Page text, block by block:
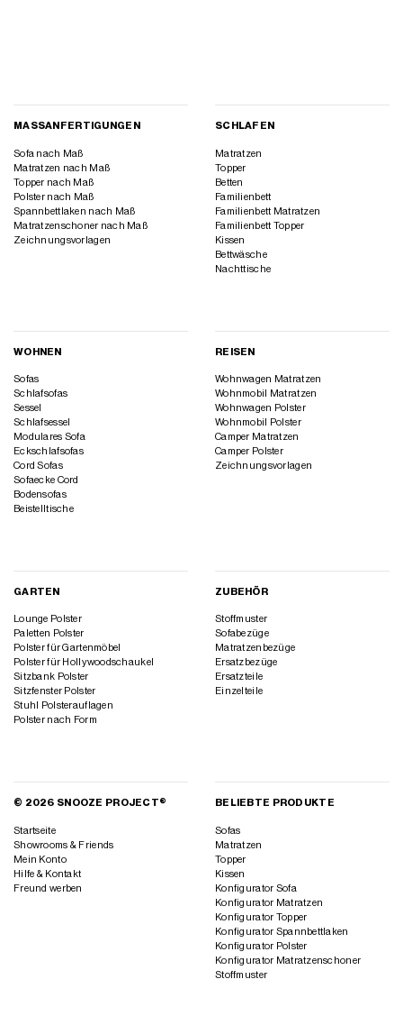
MASSANFERTIGUNGEN
Sofa nach Maß
Matratzen nach Maß
Topper nach Maß
Polster nach Maß
Spannbettlaken nach Maß
Matratzenschoner nach Maß
Zeichnungsvorlagen
SCHLAFEN
Matratzen
Topper
Betten
Familienbett
Familienbett Matratzen
Familienbett Topper
Kissen
Bettwäsche
Nachttische
WOHNEN
Sofas
Schlafsofas
Sessel
Schlafsessel
Modulares Sofa
Eckschlafsofas
Cord Sofas
Sofaecke Cord
Bodensofas
Beistelltische
REISEN
Wohnwagen Matratzen
Wohnmobil Matratzen
Wohnwagen Polster
Wohnmobil Polster
Camper Matratzen
Camper Polster
Zeichnungsvorlagen
GARTEN
Lounge Polster
Paletten Polster
Polster für Gartenmöbel
Polster für Hollywoodschaukel
Sitzbank Polster
Sitzfenster Polster
Stuhl Polsterauflagen
Polster nach Form
ZUBEHÖR
Stoffmuster
Sofabezüge
Matratzenbezüge
Ersatzbezüge
Ersatzteile
Einzelteile
© 2026 SNOOZE PROJECT®
Startseite
Showrooms & Friends
Mein Konto
Hilfe & Kontakt
Freund werben
BELIEBTE PRODUKTE
Sofas
Matratzen
Topper
Kissen
Konfigurator Sofa
Konfigurator Matratzen
Konfigurator Topper
Konfigurator Spannbettlaken
Konfigurator Polster
Konfigurator Matratzenschoner
Stoffmuster